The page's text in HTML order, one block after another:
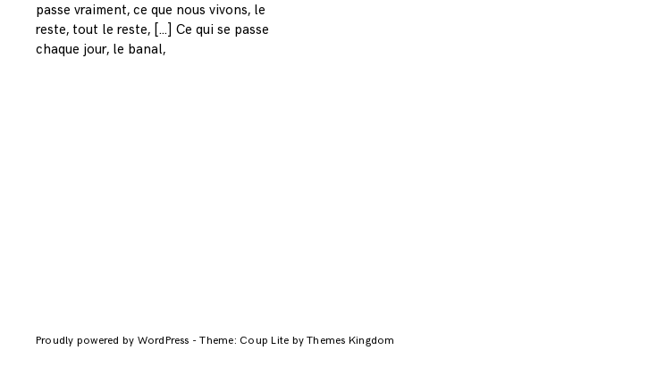
passe vraiment, ce que nous vivons, le
reste, tout le reste, […] Ce qui se passe
chaque jour, le banal,
Proudly powered by WordPress -Theme: Coup Lite by Themes Kingdom